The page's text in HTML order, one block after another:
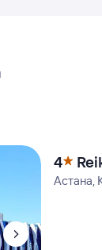
4
Астана,